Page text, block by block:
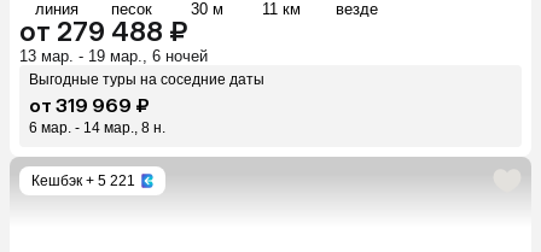
линия песок 30 м 11 км везде
от 279 488 ₽
13 мар. - 19 мар., 6 ночей
Выгодные туры на соседние даты
от 319 969 ₽
6 мар. - 14 мар., 8 н.
Кешбэк + 5 221